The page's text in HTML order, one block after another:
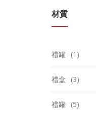
材質
禮罐 (1)
禮盒 (3)
禮罐 (5)